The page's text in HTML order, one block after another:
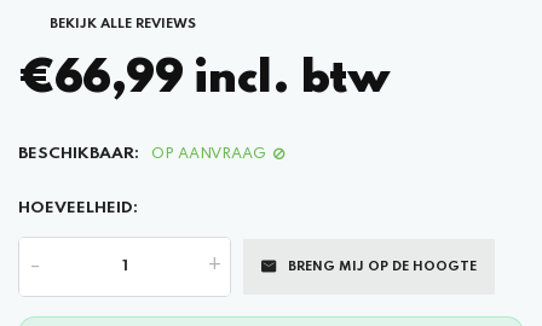
BEKIJK ALLE REVIEWS
€66,99 incl. btw
BESCHIKBAAR: OP AANVRAAG
HOEVEELHEID:
- + BRENG MIJ OP DE HOOGTE